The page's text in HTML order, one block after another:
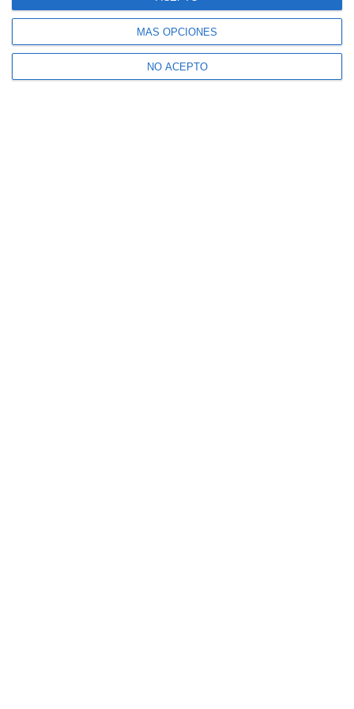
MÁS OPCIONES
NO ACEPTO
Recibe la actualidad de Mijas en tu correo
electrónico